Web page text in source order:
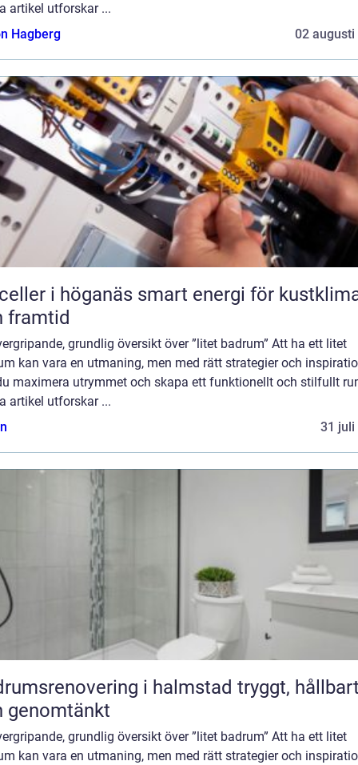
artikel utforskar ...
Hagberg
02 augusti
höganäs smart energi för kustklimat
framtid
grundlig översikt över ”litet badrum” Att ha ett litet
kan vara en utmaning, men med rätt strategier och
maximera utrymmet och skapa ett funktionellt och stilfullt
artikel utforskar ...
31 juli
i halmstad tryggt, hållbart
genomtänkt
grundlig översikt över ”litet badrum” Att ha ett litet
kan vara en utmaning, men med rätt strategier och